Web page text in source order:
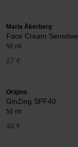
Maria Åkerberg
Face Cream Sensitive
50 ml
27 €
Origins
GinZing SPF40
50 ml
46 €